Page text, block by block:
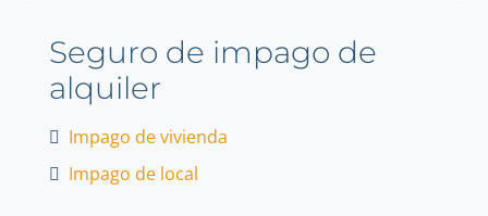
Seguro de impago de
alquiler
Impago de vivienda
Impago de local